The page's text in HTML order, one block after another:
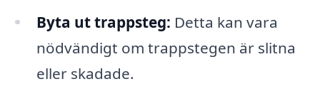
Byta ut trappsteg: Detta kan vara
nödvändigt om trappstegen är slitna
eller skadade.